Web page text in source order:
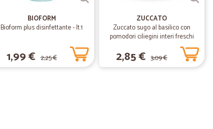
BIOFORM
Bioform plus disinfettante - lt.1
1,99 € 2,25 €
ZUCCATO
Zuccato sugo al basilico con
pomodori ciliegini interi freschi
2,85 € 3,09 €